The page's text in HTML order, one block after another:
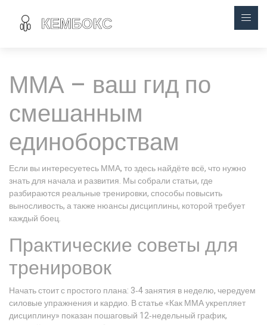
ММА – ваш гид по
смешанным
единоборствам
Если вы интересуетесь ММА, то здесь найдёте всё, что нужно
знать для начала и развития. Мы собрали статьи, где
разбираются реальные тренировки, способы повысить
выносливость, а также нюансы дисциплины, которой требует
каждый боец.
Практические советы для
тренировок
Начать стоит с простого плана: 3‑4 занятия в неделю, чередуем
силовые упражнения и кардио. В статье «Как ММА укрепляет
дисциплину» показан пошаговый 12‑недельный график,